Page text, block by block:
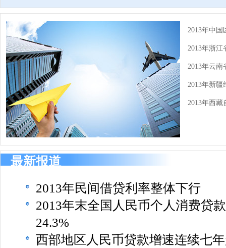
2013年中国
2013年浙江
2013年云南
2013年新
2013年西
最新报道
2013年民间借贷利率整体下行
2013年末全国人民币个人消费贷
24.3%
西部地区人民币贷款增速连续七